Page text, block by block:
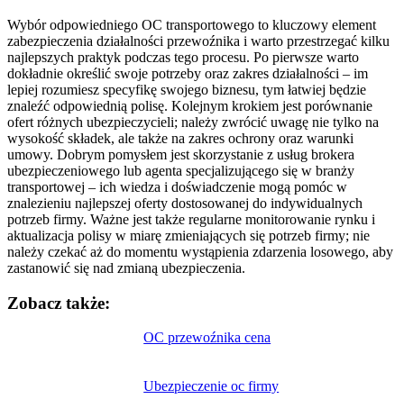
Wybór odpowiedniego OC transportowego to kluczowy element
zabezpieczenia działalności przewoźnika i warto przestrzegać kilku
najlepszych praktyk podczas tego procesu. Po pierwsze warto
dokładnie określić swoje potrzeby oraz zakres działalności – im
lepiej rozumiesz specyfikę swojego biznesu, tym łatwiej będzie
znaleźć odpowiednią polisę. Kolejnym krokiem jest porównanie
ofert różnych ubezpieczycieli; należy zwrócić uwagę nie tylko na
wysokość składek, ale także na zakres ochrony oraz warunki
umowy. Dobrym pomysłem jest skorzystanie z usług brokera
ubezpieczeniowego lub agenta specjalizującego się w branży
transportowej – ich wiedza i doświadczenie mogą pomóc w
znalezieniu najlepszej oferty dostosowanej do indywidualnych
potrzeb firmy. Ważne jest także regularne monitorowanie rynku i
aktualizacja polisy w miarę zmieniających się potrzeb firmy; nie
należy czekać aż do momentu wystąpienia zdarzenia losowego, aby
zastanowić się nad zmianą ubezpieczenia.
Zobacz także:
OC przewoźnika cena
Ubezpieczenie oc firmy